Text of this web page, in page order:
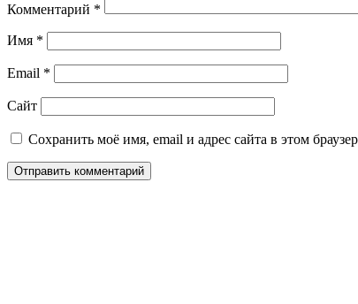
Комментарий *
Имя *
Email *
Сайт
Сохранить моё имя, email и адрес сайта в этом